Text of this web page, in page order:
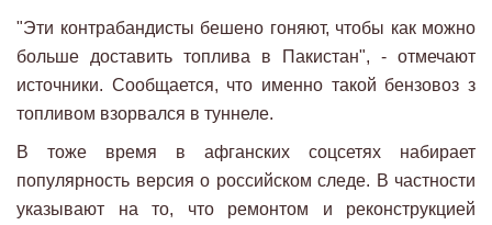
"Эти контрабандисты бешено гоняют, чтобы как можно
больше доставить топлива в Пакистан", - отмечают
источники. Сообщается, что именно такой бензовоз з
топливом взорвался в туннеле.
В тоже время в афганских соцсетях набирает
популярность версия о российском следе. В частности
указывают на то, что ремонтом и реконструкцией